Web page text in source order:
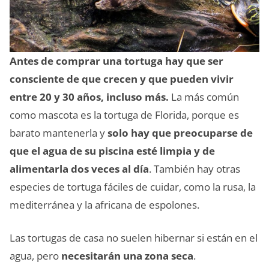
Antes de comprar una tortuga hay que ser
consciente de que crecen y que pueden vivir
entre 20 y 30 años, incluso más. La más común
como mascota es la tortuga de Florida, porque es
barato mantenerla ysolo hay que preocuparse de
que el agua de su piscina esté limpia y de
alimentarla dos veces al día. También hay otras
especies de tortuga fáciles de cuidar, como la rusa, la
mediterránea y la africana de espolones.
Las tortugas de casa no suelen hibernar si están en el
agua, pero necesitarán una zona seca.